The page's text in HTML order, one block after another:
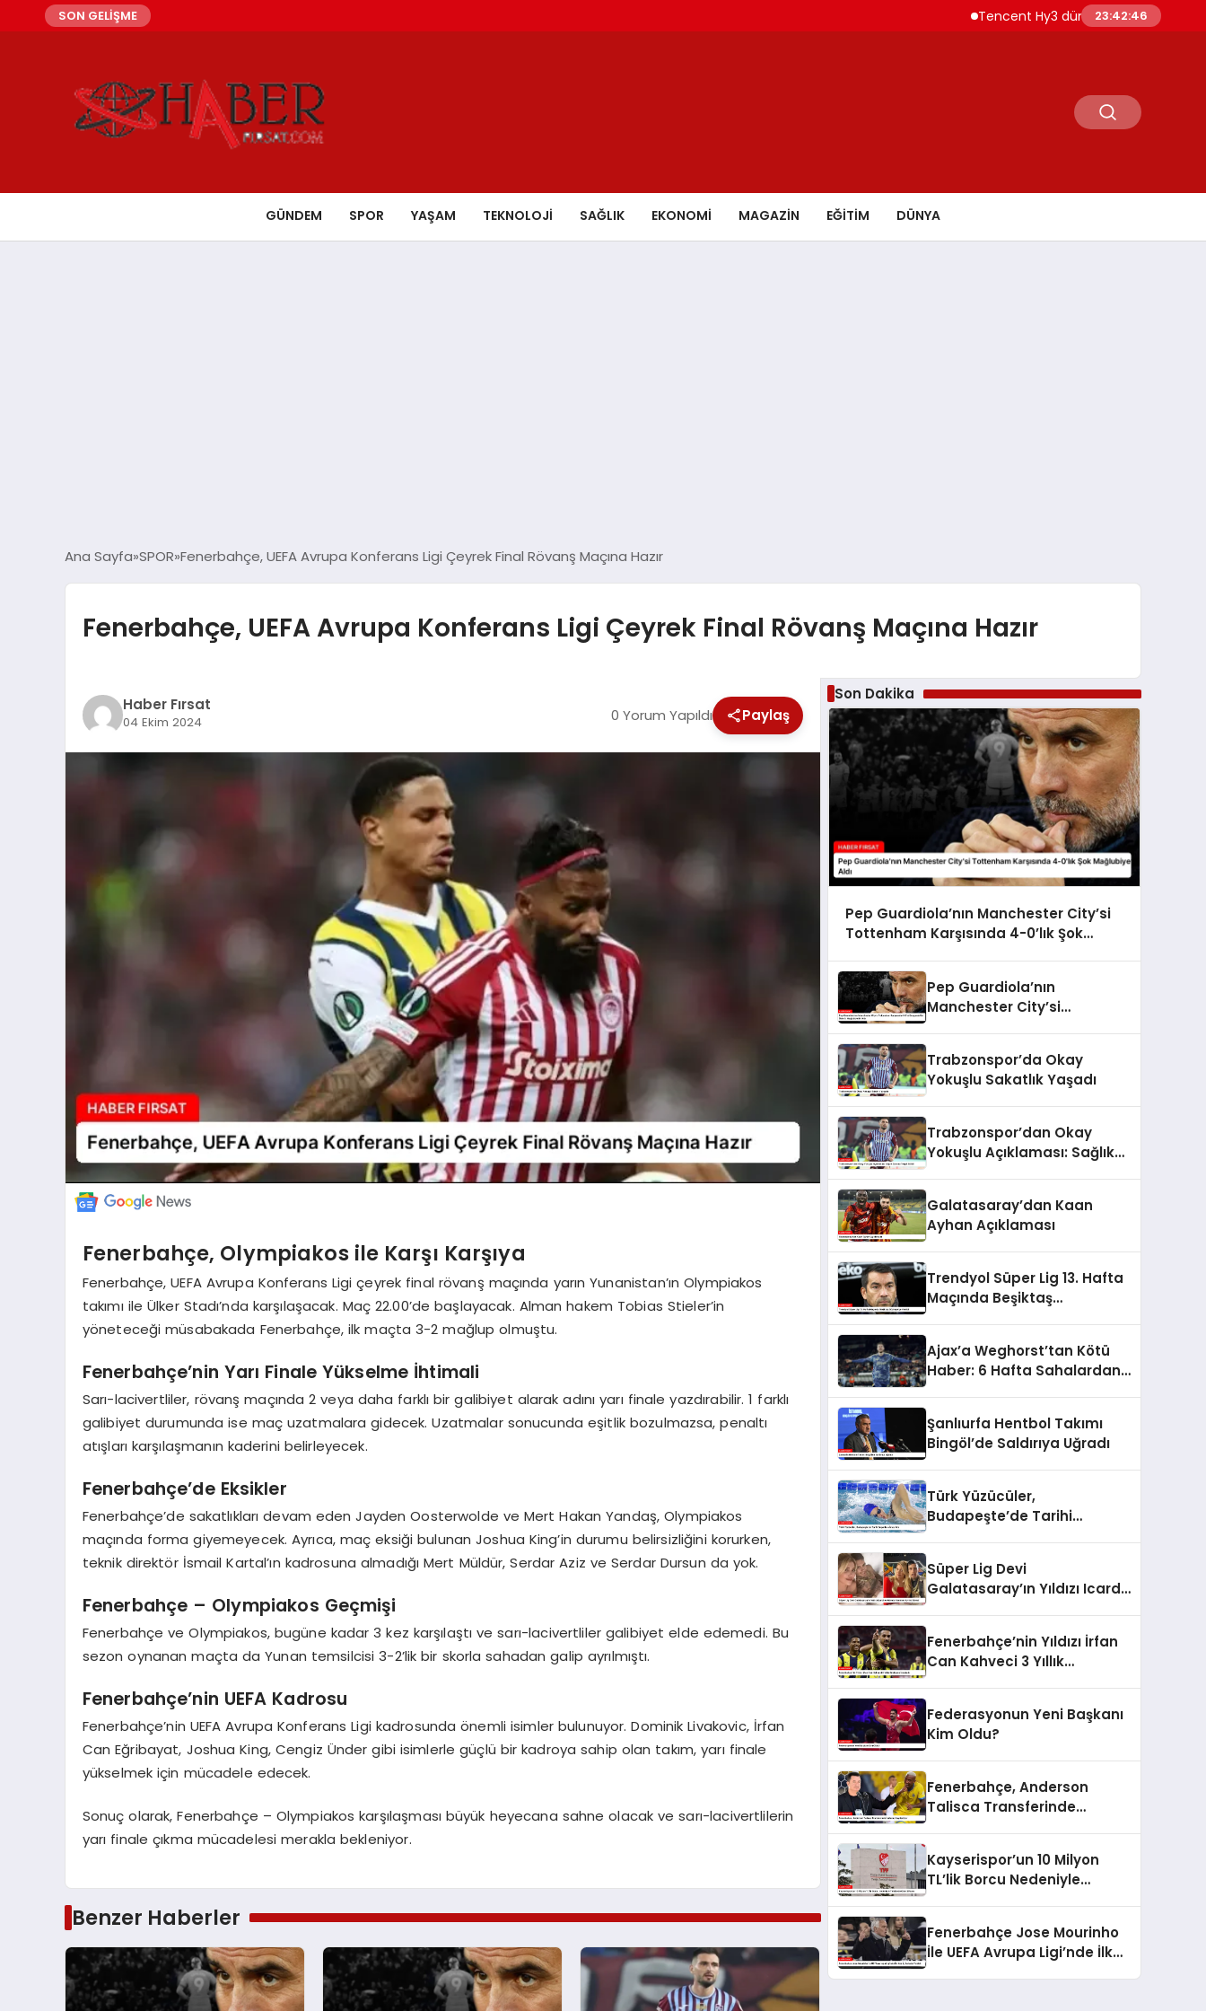
SON GELİŞME Tencent Hy3 dünya genelinde kullanıma
23:42:47
GÜNDEM SPOR YAŞAM TEKNOLOJİ SAĞLIK EKONOMİ MAGAZİN EĞİTİM DÜNYA
Ana Sayfa SPOR Fenerbahçe, UEFA Avrupa Konferans Ligi Çeyrek Final Rövanş Maçına Hazır
Fenerbahçe, UEFA Avrupa Konferans Ligi Çeyrek Final Rövanş Maçına Hazır
Haber Fırsat
04 Ekim 2024 0 Yorum Yapıldı Paylaş
Fenerbahçe, Olympiakos ile Karşı Karşıya
Fenerbahçe, UEFA Avrupa Konferans Ligi çeyrek final rövanş maçında yarın Yunanistan’ın Olympiakos
takımı ile Ülker Stadı’nda karşılaşacak. Maç 22.00’de başlayacak. Alman hakem Tobias Stieler’in
yöneteceği müsabakada Fenerbahçe, ilk maçta 3-2 mağlup olmuştu.
Fenerbahçe’nin Yarı Finale Yükselme İhtimali
Sarı-lacivertliler, rövanş maçında 2 veya daha farklı bir galibiyet alarak adını yarı finale yazdırabilir. 1 farklı
galibiyet durumunda ise maç uzatmalara gidecek. Uzatmalar sonucunda eşitlik bozulmazsa, penaltı
atışları karşılaşmanın kaderini belirleyecek.
Fenerbahçe’de Eksikler
Fenerbahçe’de sakatlıkları devam eden Jayden Oosterwolde ve Mert Hakan Yandaş, Olympiakos
maçında forma giyemeyecek. Ayrıca, maç eksiği bulunan Joshua King’in durumu belirsizliğini korurken,
teknik direktör İsmail Kartal’ın kadrosuna almadığı Mert Müldür, Serdar Aziz ve Serdar Dursun da yok.
Fenerbahçe – Olympiakos Geçmişi
Fenerbahçe ve Olympiakos, bugüne kadar 3 kez karşılaştı ve sarı-lacivertliler galibiyet elde edemedi. Bu
sezon oynanan maçta da Yunan temsilcisi 3-2’lik bir skorla sahadan galip ayrılmıştı.
Fenerbahçe’nin UEFA Kadrosu
Fenerbahçe’nin UEFA Avrupa Konferans Ligi kadrosunda önemli isimler bulunuyor. Dominik Livakovic, İrfan
Can Eğribayat, Joshua King, Cengiz Ünder gibi isimlerle güçlü bir kadroya sahip olan takım, yarı finale
yükselmek için mücadele edecek.
Sonuç olarak, Fenerbahçe – Olympiakos karşılaşması büyük heyecana sahne olacak ve sarı-lacivertlilerin
yarı finale çıkma mücadelesi merakla bekleniyor.
Benzer Haberler
Son Dakika
Pep Guardiola’nın Manchester City’si
Tottenham Karşısında 4-0’lık Şok
Pep Guardiola’nın
Manchester City’si
Mağlubiyetini Aldı
Trabzonspor’da Okay
Yokuşlu Sakatlık Yaşadı
Trabzonspor’dan Okay
Yokuşlu Açıklaması: Sağlık
Galatasaray’dan Kaan
Ayhan Açıklaması
Trendyol Süper Lig 13. Hafta
Maçında Beşiktaş
Ajax’a Weghorst’tan Kötü
Haber: 6 Hafta Sahalardan
Şanlıurfa Hentbol Takımı
Bingöl’de Saldırıya Uğradı
Türk Yüzücüler,
Budapeşte’de Tarihi
Süper Lig Devi
Galatasaray’ın Yıldızı Icardi
Fenerbahçe’nin Yıldızı İrfan
Can Kahveci 3 Yıllık
Federasyonun Yeni Başkanı
Kim Oldu?
Fenerbahçe, Anderson
Talisca Transferinde
Kayserispor’un 10 Milyon
TL’lik Borcu Nedeniyle
Fenerbahçe Jose Mourinho
İle UEFA Avrupa Ligi’nde İlk